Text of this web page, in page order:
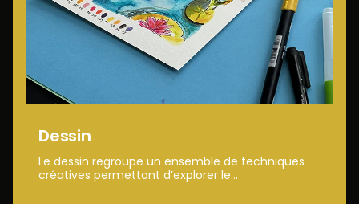
Dessin
Le dessin regroupe un ensemble de techniques
créatives permettant d’explorer le...